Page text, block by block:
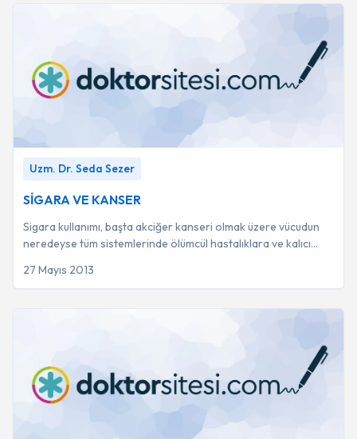
Uzm. Dr. Seda Sezer
SİGARA VE KANSER
Sigara kullanımı, başta akciğer kanseri olmak üzere vücudun
neredeyse tüm sistemlerinde ölümcül hastalıklara ve kalıcı
27 Mayıs 2013